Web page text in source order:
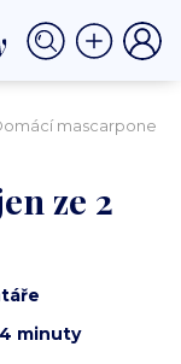
mascarpone
ze 2
4 minuty